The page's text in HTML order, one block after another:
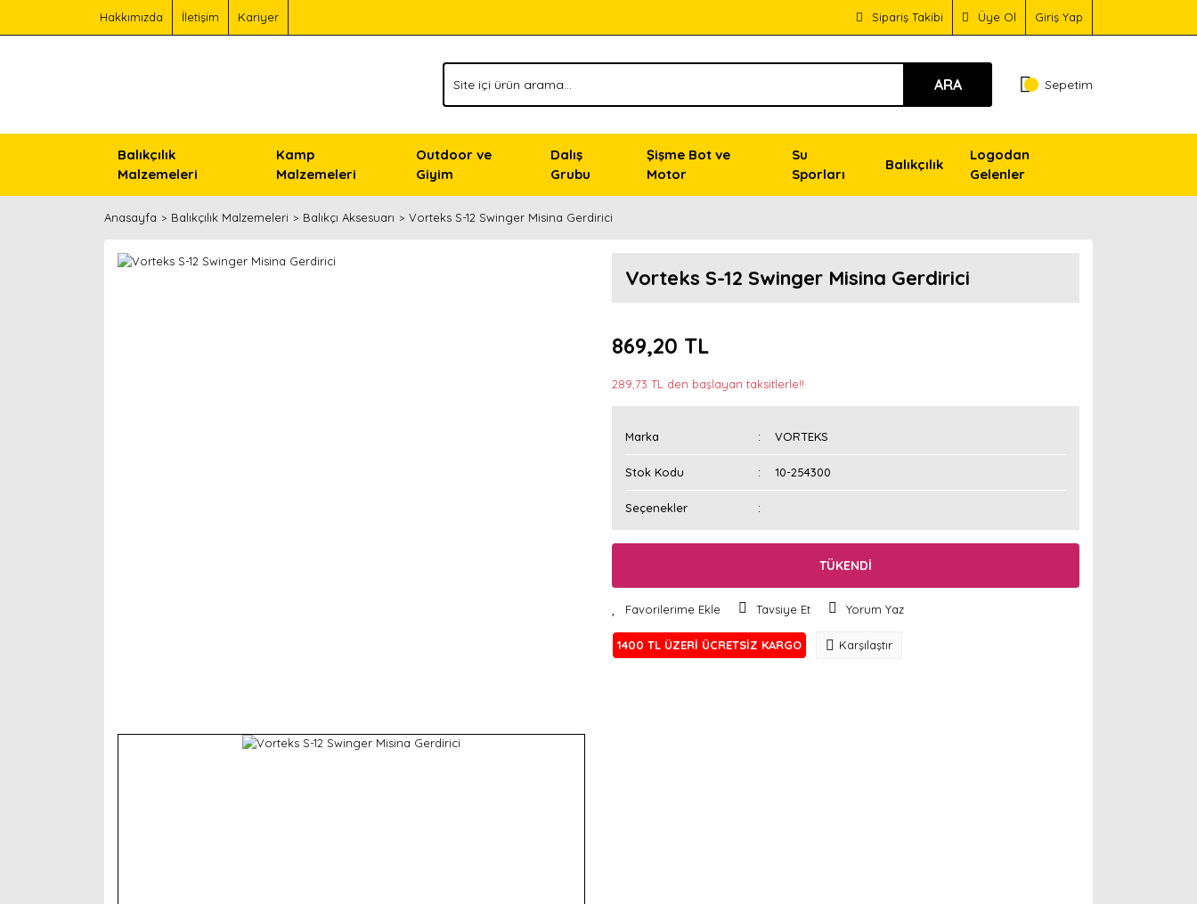
Hakkımızda İletişim Kariyer Sipariş Takibi Üye Ol Giriş Yap
ARA Sepetim
Balıkçılık
Malzemeleri
Kamp
Malzemeleri
Outdoor ve
Giyim
Dalış
Grubu
Şişme Bot ve
Motor
Su
Sporları
Balıkçılık
Logodan
Gelenler
Anasayfa Balıkçılık Malzemeleri Balıkçı Aksesuarı Vorteks S-12 Swinger Misina Gerdirici
Vorteks S-12 Swinger Misina Gerdirici
869,20 TL
289,73 TL den başlayan taksitlerle!!
Marka VORTEKS
Stok Kodu 10-254300
Seçenekler
TÜKENDİ
Tavsiye Et Yorum Yaz
1400 TL ÜZERİ ÜCRETSİZ KARGO Karşılaştır